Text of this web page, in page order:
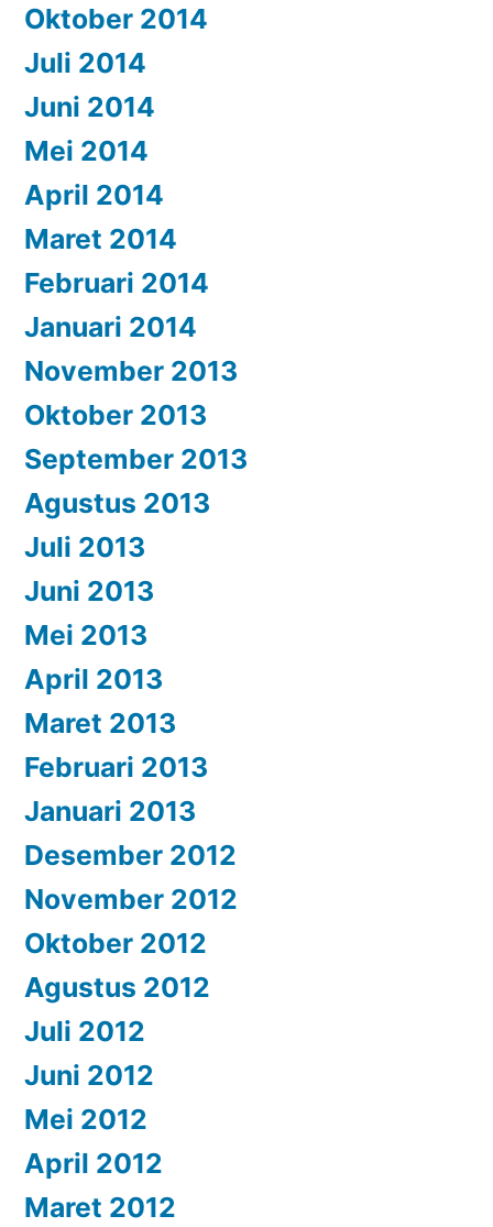
Oktober 2014
Juli 2014
Juni 2014
Mei 2014
April 2014
Maret 2014
Februari 2014
Januari 2014
November 2013
Oktober 2013
September 2013
Agustus 2013
Juli 2013
Juni 2013
Mei 2013
April 2013
Maret 2013
Februari 2013
Januari 2013
Desember 2012
November 2012
Oktober 2012
Agustus 2012
Juli 2012
Juni 2012
Mei 2012
April 2012
Maret 2012